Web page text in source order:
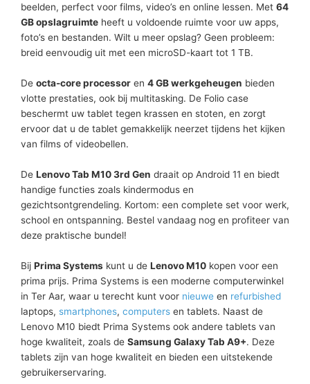
beelden, perfect voor films, video’s en online lessen. Met 64
GB opslagruimte heeft u voldoende ruimte voor uw apps,
foto’s en bestanden. Wilt u meer opslag? Geen probleem:
breid eenvoudig uit met een microSD-kaart tot 1 TB.
De octa-core processor en 4 GB werkgeheugen bieden
vlotte prestaties, ook bij multitasking. De Folio case
beschermt uw tablet tegen krassen en stoten, en zorgt
ervoor dat u de tablet gemakkelijk neerzet tijdens het kijken
van films of videobellen.
De Lenovo Tab M10 3rd Gen draait op Android 11 en biedt
handige functies zoals kindermodus en
gezichtsontgrendeling. Kortom: een complete set voor werk,
school en ontspanning. Bestel vandaag nog en profiteer van
deze praktische bundel!
Bij Prima Systems kunt u de Lenovo M10 kopen voor een
prima prijs. Prima Systems is een moderne computerwinkel
in Ter Aar, waar u terecht kunt voor nieuwe en refurbished
laptops, smartphones, computers en tablets. Naast de
Lenovo M10 biedt Prima Systems ook andere tablets van
hoge kwaliteit, zoals de Samsung Galaxy Tab A9+. Deze
tablets zijn van hoge kwaliteit en bieden een uitstekende
gebruikerservaring.